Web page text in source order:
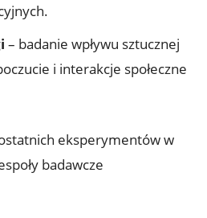
– badanie wpływu sztucznej
‍i interakcje społeczne⁣
eksperymentów w
badawcze